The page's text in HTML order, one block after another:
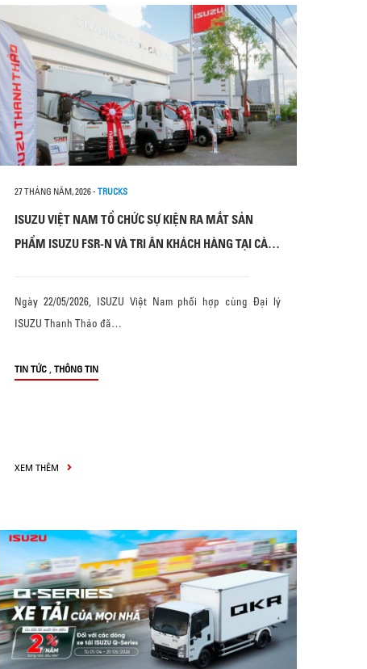
27 THÁNG NĂM, 2026- TRUCKS
ISUZU VIỆT NAM TỔ CHỨC SỰ KIỆN RA MẮT SẢN
PHẨM ISUZU FSR-N VÀ TRI ÂN KHÁCH HÀNG TẠI CÀ
Ngày 22/05/2026, ISUZU Việt Nam phối hợp cùng Đại lý
ISUZU Thanh Thảo đã…
TIN TỨC , THÔNG TIN
XEM THÊM